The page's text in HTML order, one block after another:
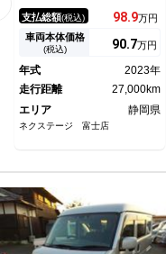
イト エアコン オーディオ
支払総額(税込) 98.9万円
車両本体価格
(税込) 90.7万円
年式
2023年
走行距離
27,000km
エリア
静岡県
ネクステージ 富士店